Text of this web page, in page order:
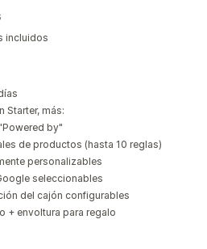
incluidos
Starter, más:
by"
de productos (hasta 10 reglas)
personalizables
seleccionables
del cajón configurables
+ envoltura para regalo